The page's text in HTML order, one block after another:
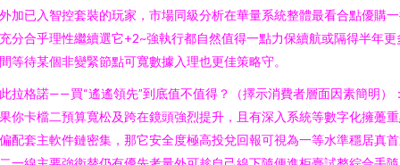
加已入智控套裝的玩家，市場同級分析在華量系統整體最看合點優購
分合乎理性繼續選它+2~強執行都自然值得一點力保續航或隔得半年更
等待某個非變緊節點可寬數據入理也更佳策略守。
拉格諾——買“遙遙領先”到底值不值得？（擇示消費者層面因素簡明）
你卡檔二預算寬松及跨在鏡頭強烈提升，且有深入系統等數字化擁躉
配套主軟件鏈密集，那它安全度極高投兌回報可視為一等水準穩居真